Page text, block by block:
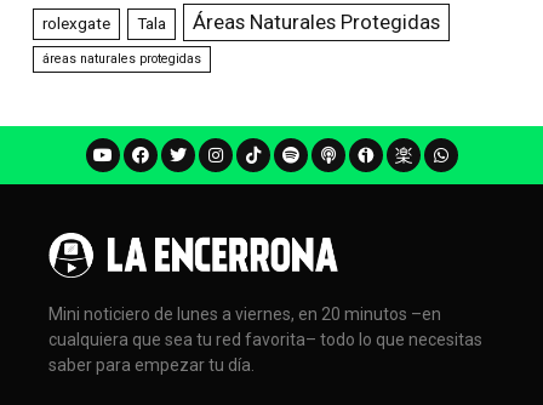
rolexgate Tala Áreas Naturales Protegidas
áreas naturales protegidas
Mini noticiero de lunes a viernes, en 20 minutos –en
cualquiera que sea tu red favorita– todo lo que necesitas
saber para empezar tu día.